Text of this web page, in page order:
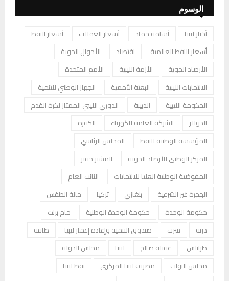
الوسوم
أخبار ليبيا أسامة حماد أسعار العملات
أسعار النفط
أسعار النفط العالمية
اقتصاد
الأحوال الجوية
الأرصاد الجوية
الأزمة الليبية
الأمم المتحدة
الانتخابات الليبية
البعثة الأممية
الجهاز الوطني للتنمية
الحكومة الليبية
الدبيبة
الدوري الليبي الممتاز لكرة القدم
الدولار
الشركة العامة للكهرباء
الكفرة
المؤسسة الوطنية للنفط
المجلس الرئاسي
المركز الوطني للأرصاد الجوية
المشير حفتر
المفوضية الوطنية العليا للانتخابات
النائب العام
الهجرة غير الشرعية
بنغازي تركيا
حالة الطقس
حكومة الوحدة
حكومة الوحدة الوطنية
خام برنت
درنة
سرت صندوق التنمية وإعادة إعمار ليبيا
طاقة
طرابلس
عقيلة صالح ليبيا
مجلس الدولة
مجلس النواب
مصرف ليبيا المركزي
نفط ليبيا